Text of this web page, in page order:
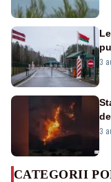
3
3
CATEGORII